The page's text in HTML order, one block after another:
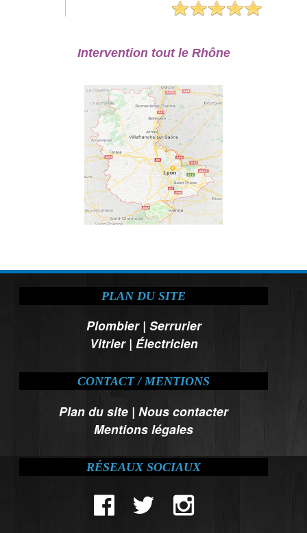
Intervention tout le Rhône
PLAN DU SITE
Plombier| Serrurier
Vitrier| Électricien
CONTACT / MENTIONS
Plan du site |Nous contacter
Mentions légales
RÉSEAUX SOCIAUX